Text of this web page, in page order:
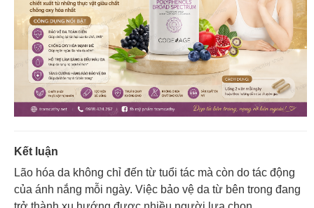
Kết luận
Lão hóa da không chỉ đến từ tuổi tác mà còn do tác động
của ánh nắng mỗi ngày. Việc bảo vệ da từ bên trong đang